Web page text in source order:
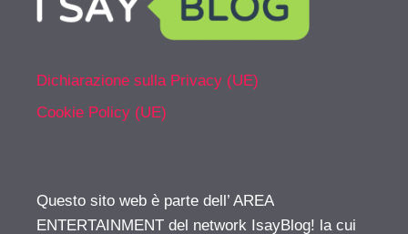
Dichiarazione sulla Privacy (UE)
Cookie Policy (UE)
Questo sito web è parte dell’ AREA
ENTERTAINMENT del network IsayBlog! la cui